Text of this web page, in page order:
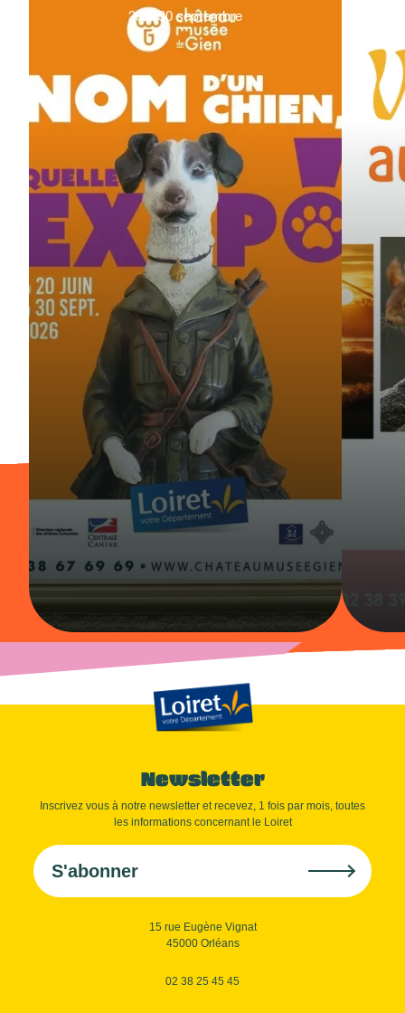
20 30 septembre
Newsletter
Inscrivez vous à notre newsletter et recevez, 1 fois par mois, toutes
les informations concernant le Loiret
S'abonner
15 rue Eugène Vignat
45000 Orléans
02 38 25 45 45